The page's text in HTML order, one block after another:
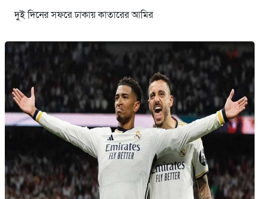
দুই দিনের সফরে ঢাকায় কাতারের আমির